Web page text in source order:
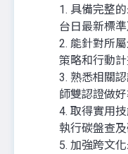
1. 具備完整
台日最新標
2. 能針對所
策略和行動計
3. 熟悉相關
師雙認證做好
4. 取得實用
執行碳盤查
5. 加強跨文